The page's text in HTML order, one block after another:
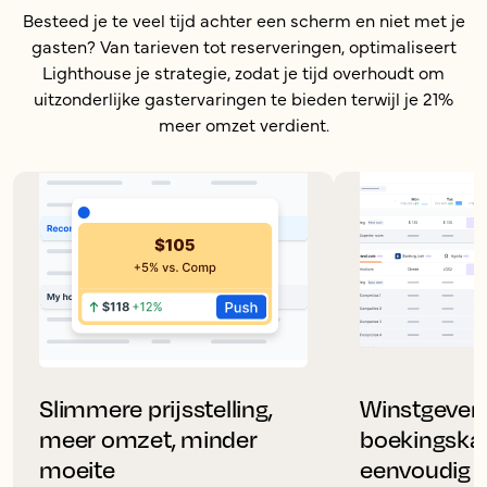
Besteed je te veel tijd achter een scherm en niet met je
gasten? Van tarieven tot reserveringen, optimaliseert
Lighthouse je strategie, zodat je tijd overhoudt om
uitzonderlijke gastervaringen te bieden terwijl je 21%
meer omzet verdient.
Slimmere prijsstelling,
meer omzet, minder
moeite
eenvoudig